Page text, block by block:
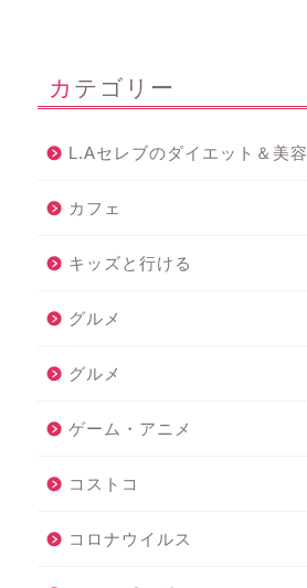
カテゴリー
L.Aセレブのダイエット＆美容
カフェ
キッズと行ける
グルメ
グルメ
ゲーム・アニメ
コストコ
コロナウイルス